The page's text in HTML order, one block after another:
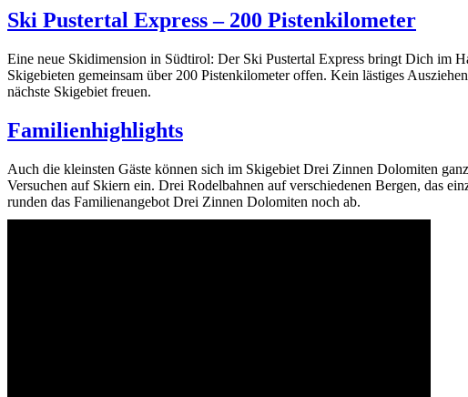
Ski Pustertal Express – 200 Pistenkilometer
Eine neue Skidimension in Südtirol: Der Ski Pustertal Express bringt Dich im
Skigebieten gemeinsam über 200 Pistenkilometer offen. Kein lästiges
nächste Skigebiet freuen.
Familienhighlights
Auch die kleinsten Gäste können sich im Skigebiet Drei Zinnen Dolomiten
Versuchen auf Skiern ein. Drei Rodelbahnen auf verschiedenen Bergen, das
runden das Familienangebot Drei Zinnen Dolomiten noch ab.